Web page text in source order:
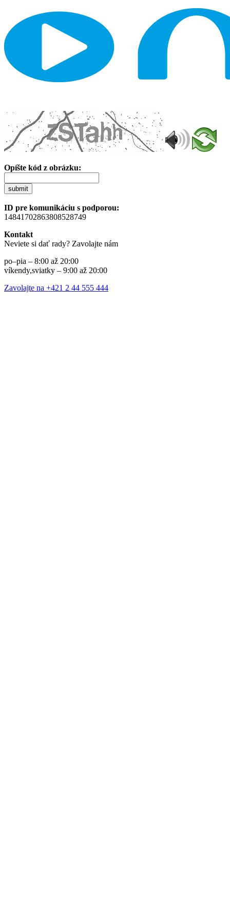
Opíšte kód z obrázku:
submit
ID pre komunikáciu s podporou:
14841702863808528749
Kontakt
Neviete si dať rady? Zavolajte nám
po–pia – 8:00 až 20:00
víkendy,sviatky – 9:00 až 20:00
Zavolajte na +421 2 44 555 444